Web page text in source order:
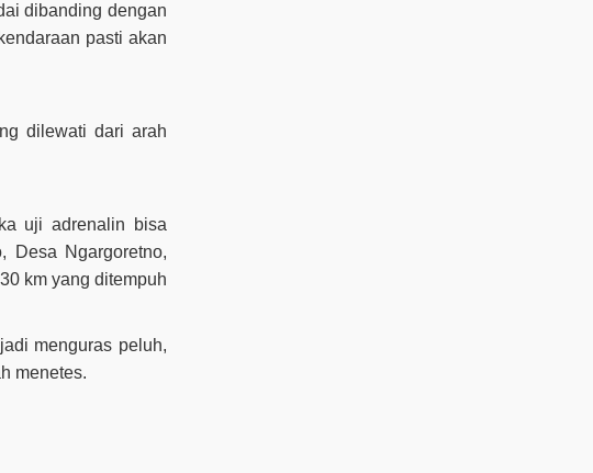
dibanding dengan
pasti akan
dilewati dari arah
uji adrenalin bisa
Desa Ngargoretno,
km yang ditempuh
menguras peluh,
menetes.